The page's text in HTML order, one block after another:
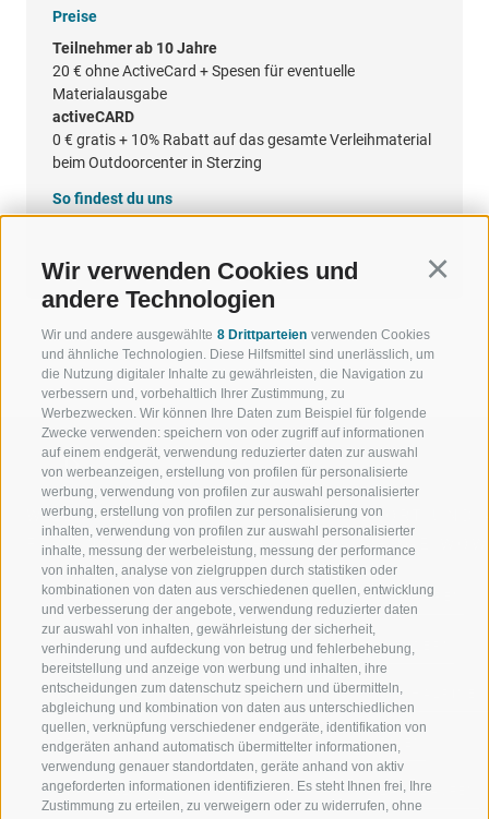
Wir verwenden Cookies und
andere Technologien
Wir und andere ausgewählte 8 Drittparteien verwenden Cookies
und ähnliche Technologien. Diese Hilfsmittel sind unerlässlich, um
die Nutzung digitaler Inhalte zu gewährleisten, die Navigation zu
verbessern und, vorbehaltlich Ihrer Zustimmung, zu
Werbezwecken. Wir können Ihre Daten zum Beispiel für folgende
Zwecke verwenden: speichern von oder zugriff auf informationen
auf einem endgerät, verwendung reduzierter daten zur auswahl
von werbeanzeigen, erstellung von profilen für personalisierte
werbung, verwendung von profilen zur auswahl personalisierter
werbung, erstellung von profilen zur personalisierung von
inhalten, verwendung von profilen zur auswahl personalisierter
inhalte, messung der werbeleistung, messung der performance
von inhalten, analyse von zielgruppen durch statistiken oder
kombinationen von daten aus verschiedenen quellen, entwicklung
und verbesserung der angebote, verwendung reduzierter daten
zur auswahl von inhalten, gewährleistung der sicherheit,
verhinderung und aufdeckung von betrug und fehlerbehebung,
bereitstellung und anzeige von werbung und inhalten, ihre
entscheidungen zum datenschutz speichern und übermitteln,
abgleichung und kombination von daten aus unterschiedlichen
quellen, verknüpfung verschiedener endgeräte, identifikation von
endgeräten anhand automatisch übermittelter informationen,
verwendung genauer standortdaten, geräte anhand von aktiv
angeforderten informationen identifizieren. Es steht Ihnen frei, Ihre
Zustimmung zu erteilen, zu verweigern oder zu widerrufen, ohne
Preise
Teilnehmer ab 10 Jahre
20 € ohne ActiveCard + Spesen für eventuelle
Materialausgabe
activeCARD
0 € gratis + 10% Rabatt auf das gesamte Verleihmaterial
beim Outdoorcenter in Sterzing
So findest du uns
WILLKOMMEN IN DER
FERIENREGION RATSCHINGS
JAUFENTAL
RATSCHINGS
RIDNAUNTAL
BERGBAHNEN
SKISCHULE RATSCHINGS
SPORT UND
MENGE
SKIFAHREN
WANDERN
HOCHALPINE
BIKEN
LANGLAUFEN